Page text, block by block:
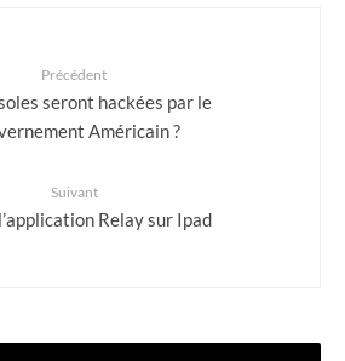
Précédent
seront hackées par le
Américain ?
Suivant
Relay sur Ipad